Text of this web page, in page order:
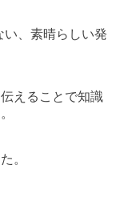
、素晴らしい発
えることで知識
。